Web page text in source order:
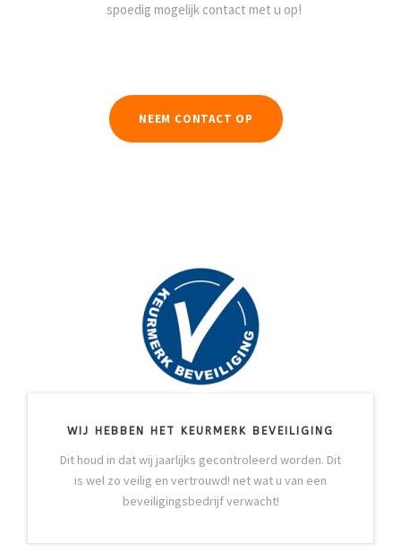
spoedig mogelijk contact met u op!
NEEM CONTACT OP
WIJ HEBBEN HET KEURMERK BEVEILIGING
Dit houd in dat wij jaarlijks gecontroleerd worden. Dit
is wel zo veilig en vertrouwd! net wat u van een
beveiligingsbedrijf verwacht!